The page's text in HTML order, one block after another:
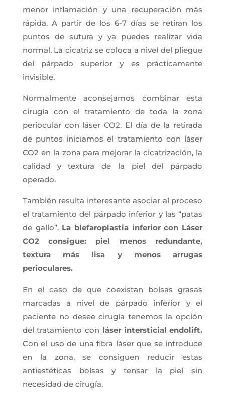
menor inflamación y una recuperación más
rápida. A partir de los 6-7 días se retiran los
puntos de sutura y ya puedes realizar vida
normal. La cicatriz se coloca a nivel del pliegue
del párpado superior y es prácticamente
invisible.
Normalmente aconsejamos combinar esta
cirugía con el tratamiento de toda la zona
periocular con láser CO2. El día de la retirada
de puntos iniciamos el tratamiento con láser
CO2 en la zona para mejorar la cicatrización, la
calidad y textura de la piel del párpado
operado.
También resulta interesante asociar al proceso
el tratamiento del párpado inferior y las “patas
de gallo”. La blefaroplastia inferior con Láser
CO2 consigue: piel menos redundante,
textura más lisa y menos arrugas
perioculares.
En el caso de que coexistan bolsas grasas
marcadas a nivel de párpado inferior y el
paciente no desee cirugía tenemos la opción
del tratamiento con láser intersticial endolift.
Con el uso de una fibra láser que se introduce
en la zona, se consiguen reducir estas
antiestéticas bolsas y tensar la piel sin
necesidad de cirugía.